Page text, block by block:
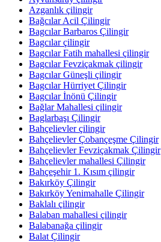
Azganlık çilingir
Bağcılar Acil Çilingir
Bagcılar Barbaros Çilingir
Bagcılar çilingir
Bagcılar Fatih mahallesi çilingir
Bagcılar Fevziçakmak çilingir
Bagcılar Güneşli çilingir
Bagcılar Hürriyet Çilingir
Bagcılar İnönü Çilingir
Bağlar Mahallesi çilingir
Baglarbaşı Çilingir
Bahçelievler çilingir
Bahçelievler Çobançeşme Çilingir
Bahçelievler Fevziçakmak Çilingir
Bahçelievler mahallesi Çilingir
Bahçeşehir 1. Kısım çilingir
Bakırköy Çilingir
Bakırköy Yenimahalle Çilingir
Baklalı çilingir
Balaban mahallesi çilingir
Balabanağa çilingir
Balat Çilingir